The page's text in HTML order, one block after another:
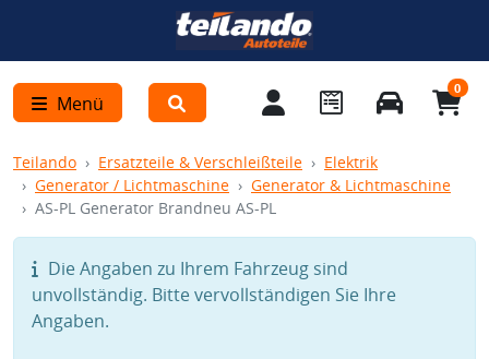
Menü
0
Teilando Ersatzteile & Verschleißteile
Elektrik
Generator / Lichtmaschine
Generator & Lichtmaschine
AS-PL Generator Brandneu AS-PL
Die Angaben zu Ihrem Fahrzeug sind
unvollständig. Bitte vervollständigen Sie Ihre
Angaben.